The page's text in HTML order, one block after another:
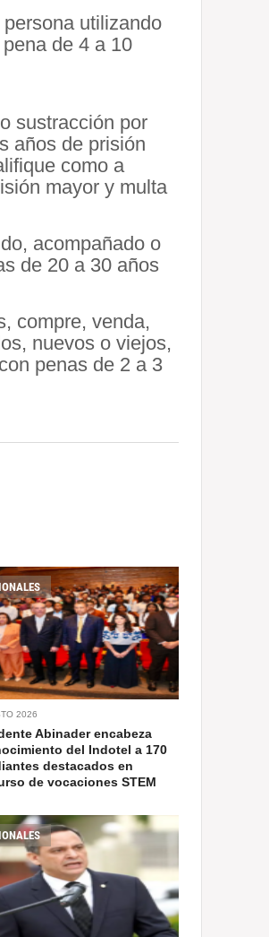
utilizando
de 4 a 10
sustracción por
años de prisión
como a
mayor y multa
acompañado o
de 20 a 30 años
compre, venda,
nuevos o viejos,
penas de 2 a 3
2026
Abinader encabeza
del Indotel a 170
destacados en
de vocaciones STEM